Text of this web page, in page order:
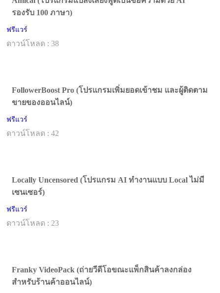
รองรับ 100 ภาษา)
ฟรีแวร์
ดาวน์โหลด : 38
FollowerBoost Pro (โปรแกรมเพิ่มยอดเข้าชม และผู้ติดตาม
ขายของออนไลน์)
ฟรีแวร์
ดาวน์โหลด : 42
Locally Uncensored (โปรแกรม AI ทำงานแบบ Local ไม่มี
เซนเซอร์)
ฟรีแวร์
ดาวน์โหลด : 23
Franky VideoPack (ถ่ายวีดีโอขณะแพ็กสินค้าลงกล่อง
สำหรับร้านค้าออนไลน์)